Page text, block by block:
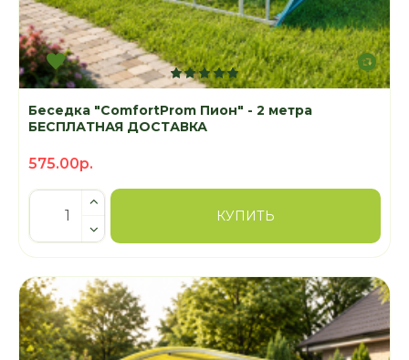
Беседка "ComfortProm Пион" - 2 метра
БЕСПЛАТНАЯ ДОСТАВКА
575.00р.
КУПИТЬ